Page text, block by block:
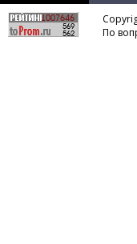
По